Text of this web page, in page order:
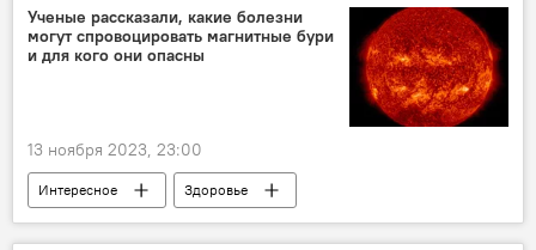
Армения
Граница
Усиление
Жозеп Боррель
Южный Кавказ
Ученые рассказали, какие болезни
могут спровоцировать магнитные бури
и для кого они опасны
13 ноября 2023, 23:00
Интересное
Здоровье
Магнитная буря
Группа риска